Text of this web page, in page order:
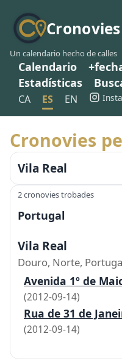
Cronovies
Un calendario hecho de calles
Calendario
Estadísticas
CA ES EN
Cronovies
Vila Real
2 cronovies trobades
Portugal
Vila Real
Douro, Norte,
Avenida 1º de
(2012-09-14)
Rua de 31 de
(2012-09-14)